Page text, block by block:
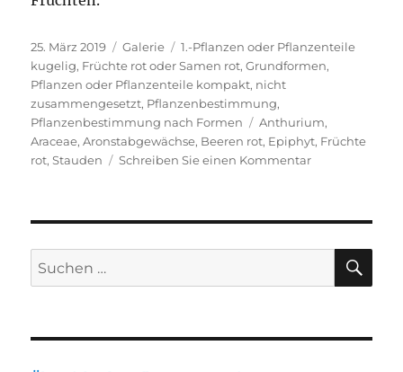
Veröffentlicht
am
25. März 2019 Format
Galerie Kategorien
1.-Pflanzen oder Pflanzenteile
kugelig, Früchte rot oder Samen rot,Grundformen,
Pflanzen oder Pflanzenteile kompakt, nicht
zusammengesetzt, Pflanzenbestimmung,
Pflanzenbestimmung nach Formen
Schlagwörter
Anthurium,
Araceae,Aronstabgewächse, Beeren rot, Epiphyt, Früchte
rot,Stauden Schreiben Sie einen Kommentarzu
Suche
nach: